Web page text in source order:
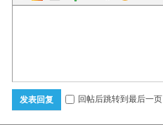
发表回复 回帖后跳转到最后一页